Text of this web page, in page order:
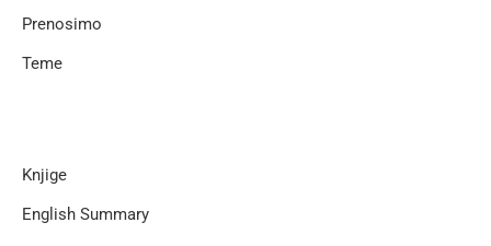
Prenosimo
Teme
Knjige
English Summary